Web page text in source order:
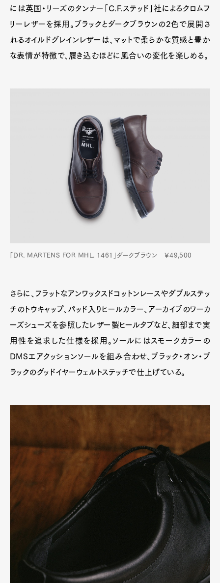
には英国・リーズのタンナー「C.F.ステッド」社によるクロムフ
リーレザーを採用。ブラックとダークブラウンの2色で展開さ
れるオイルドグレインレザーは、マットで柔らかな質感と豊か
な表情が特徴で、履き込むほどに風合いの変化を楽しめる。
「DR. MARTENS FOR MHL. 1461」ダークブラウン ￥49,500
さらに、フラットなアンワックスドコットンレースやダブルステッ
チのトウキャップ、パッド入りヒールカラー、アーカイブのワーカ
ーズシューズを参照したレザー製ヒールタブなど、細部まで実
用性を追求した仕様を採用。ソールにはスモークカラーの
DMSエアクッションソールを組み合わせ、ブラック・オン・ブ
ラックのグッドイヤーウェルトステッチで仕上げている。